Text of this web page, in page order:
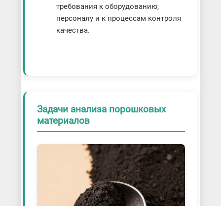
требования к оборудованию,
персоналу и к процессам контроля
качества.
Задачи анализа порошковых
материалов